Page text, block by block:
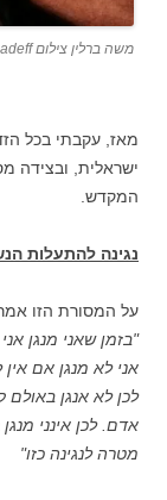
משה ברלין צילום Vicky Alhadeff
מאז, עקבתי בכל
ישראלית, ובצידה
המקדש.
נגינה להתעלות
על המסורת הזו
"בזמן שאני מנגן
אני לא מנגן אם אין
לכן לא אנגן באולם
אדם. לכן אינני
מטרה לנגינה כזו"